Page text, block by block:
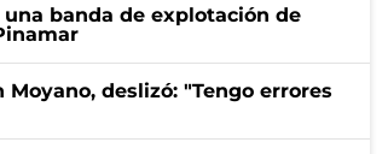
banda de explotación de
deslizó: "Tengo errores